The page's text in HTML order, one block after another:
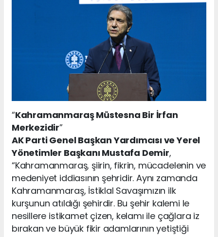
“Kahramanmaraş Müstesna Bir İrfan
Merkezidir”
AK Parti Genel Başkan Yardımcısı ve Yerel
Yönetimler Başkanı Mustafa Demir,
“Kahramanmaraş, şiirin, fikrin, mücadelenin ve
medeniyet iddiasının şehridir. Aynı zamanda
Kahramanmaraş, İstiklal Savaşımızın ilk
kurşunun atıldığı şehirdir. Bu şehir kalemi le
nesillere istikamet çizen, kelamı ile çağlara iz
bırakan ve büyük fikir adamlarının yetiştiği